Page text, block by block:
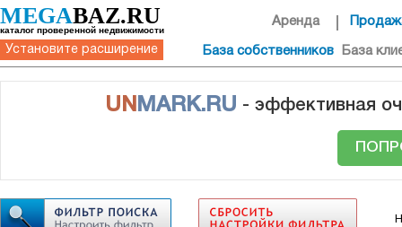
MEGABAZ.RU
каталог проверенной недвижимости
Установите расширение
Аренда
База собственников База
UN MARK.RU - эффективная